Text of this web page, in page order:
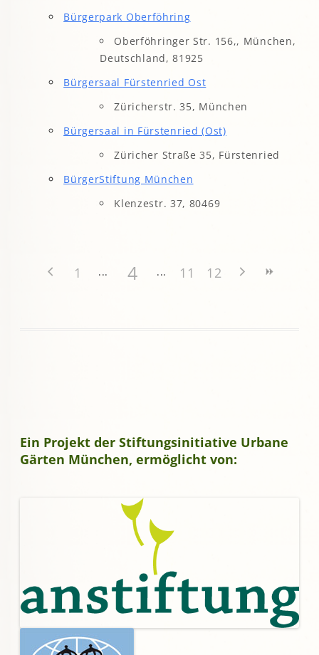
Bürgerpark Oberföhring
Oberföhringer Str. 156,, München,
Deutschland, 81925
Bürgersaal Fürstenried Ost
Züricherstr. 35, München
Bürgersaal in Fürstenried (Ost)
Züricher Straße 35, Fürstenried
BürgerStiftung München
Klenzestr. 37, 80469
1 4 11 12
Ein Projekt der Stiftungsinitiative Urbane
Gärten München, ermöglicht von: